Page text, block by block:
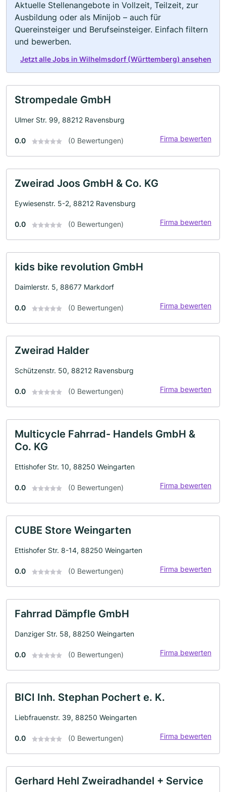
Aktuelle Stellenangebote in Vollzeit, Teilzeit, zur
Ausbildung oder als Minijob – auch für
Quereinsteiger und Berufseinsteiger. Einfach filtern
und bewerben.
Jetzt alle Jobs in Wilhelmsdorf (Württemberg) ansehen
Strompedale GmbH
Ulmer Str. 99, 88212 Ravensburg
0.0 (0 Bewertungen) Firma bewerten
Zweirad Joos GmbH & Co. KG
Eywiesenstr. 5-2, 88212 Ravensburg
0.0 (0 Bewertungen) Firma bewerten
kids bike revolution GmbH
Daimlerstr. 5, 88677 Markdorf
0.0 (0 Bewertungen) Firma bewerten
Zweirad Halder
Schützenstr. 50, 88212 Ravensburg
0.0 (0 Bewertungen) Firma bewerten
Multicycle Fahrrad- Handels GmbH &
Co. KG
Ettishofer Str. 10, 88250 Weingarten
0.0 (0 Bewertungen) Firma bewerten
CUBE Store Weingarten
Ettishofer Str. 8-14, 88250 Weingarten
0.0 (0 Bewertungen) Firma bewerten
Fahrrad Dämpfle GmbH
Danziger Str. 58, 88250 Weingarten
0.0 (0 Bewertungen) Firma bewerten
BICI Inh. Stephan Pochert e. K.
Liebfrauenstr. 39, 88250 Weingarten
0.0 (0 Bewertungen) Firma bewerten
Gerhard Hehl Zweiradhandel + Service